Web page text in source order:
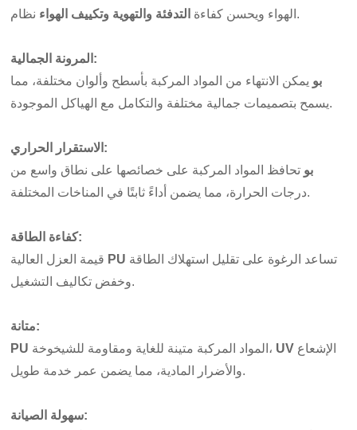
الهواء ويحسن كفاءة التدفئة والتهوية وتكييف الهواء نظام.
المرونة الجمالية:
بو يمكن الانتهاء من المواد المركبة بأسطح وألوان مختلفة، مما
يسمح بتصميمات جمالية مختلفة والتكامل مع الهياكل الموجودة.
الاستقرار الحراري :
بو تحافظ المواد المركبة على خصائصها على نطاق واسع من
درجات الحرارة، مما يضمن أداءً ثابتًا في المناخات المختلفة.
كفاءة الطاقة:
PU
وخفض تكاليف التشغيل.
متانة:
PU
المواد المركبة متينة للغاية ومقاومة للشيخوخة، UV
والأضرار المادية، مما يضمن عمر خدمة طويل.
سهولة الصيانة: